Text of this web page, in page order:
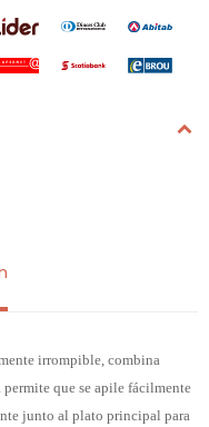
irrompible, combina
que se apile fácilmente
junto al plato principal para